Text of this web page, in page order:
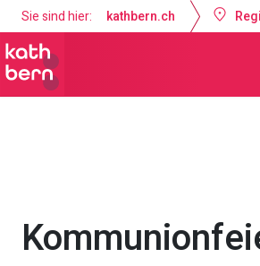
Sie sind hier: kathbern.ch